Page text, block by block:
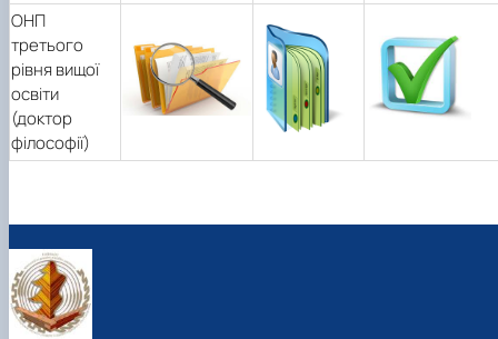
ОНП
третього
рівня вищої
освіти
(доктор
філософії)